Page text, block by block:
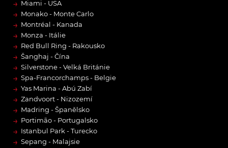
→ Miami - USA
→ Monako - Monte Carlo
→ Montréal - Kanada
→ Monza - Itálie
→ Red Bull Ring - Rakousko
→ Šanghaj - Čína
→ Silverstone - Velká Británie
→ Spa-Francorchamps - Belgie
→ Yas Marina - Abú Zabí
→ Zandvoort - Nizozemí
→ Madring - Španělsko
→ Portimão - Portugalsko
→ Istanbul Park - Turecko
→ Sepang - Malajsie